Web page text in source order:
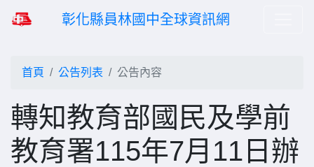
彰化縣員林國中全球資訊網
首頁 公告列表 公告內容
轉知教育部國民及學前
教育署115年7月11日辦